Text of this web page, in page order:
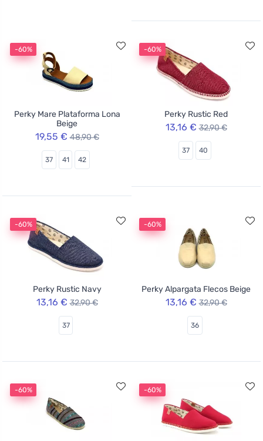
-60%
Perky Mare Plataforma Lona
Beige
19,55 € 48,90 €
37 41 42
-60%
Perky Rustic Red
13,16 € 32,90 €
37 40
-60%
Perky Rustic Navy
13,16 € 32,90 €
37
-60%
Perky Alpargata Flecos Beige
13,16 € 32,90 €
36
-60% -60%